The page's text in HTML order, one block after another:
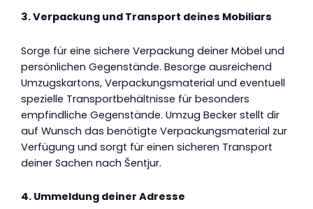
3. Verpackung und Transport deines Mobiliars
Sorge für eine sichere Verpackung deiner Möbel und
persönlichen Gegenstände. Besorge ausreichend
Umzugskartons, Verpackungsmaterial und eventuell
spezielle Transportbehältnisse für besonders
empfindliche Gegenstände. Umzug Becker stellt dir
auf Wunsch das benötigte Verpackungsmaterial zur
Verfügung und sorgt für einen sicheren Transport
deiner Sachen nach Šentjur.
4. Ummeldung deiner Adresse